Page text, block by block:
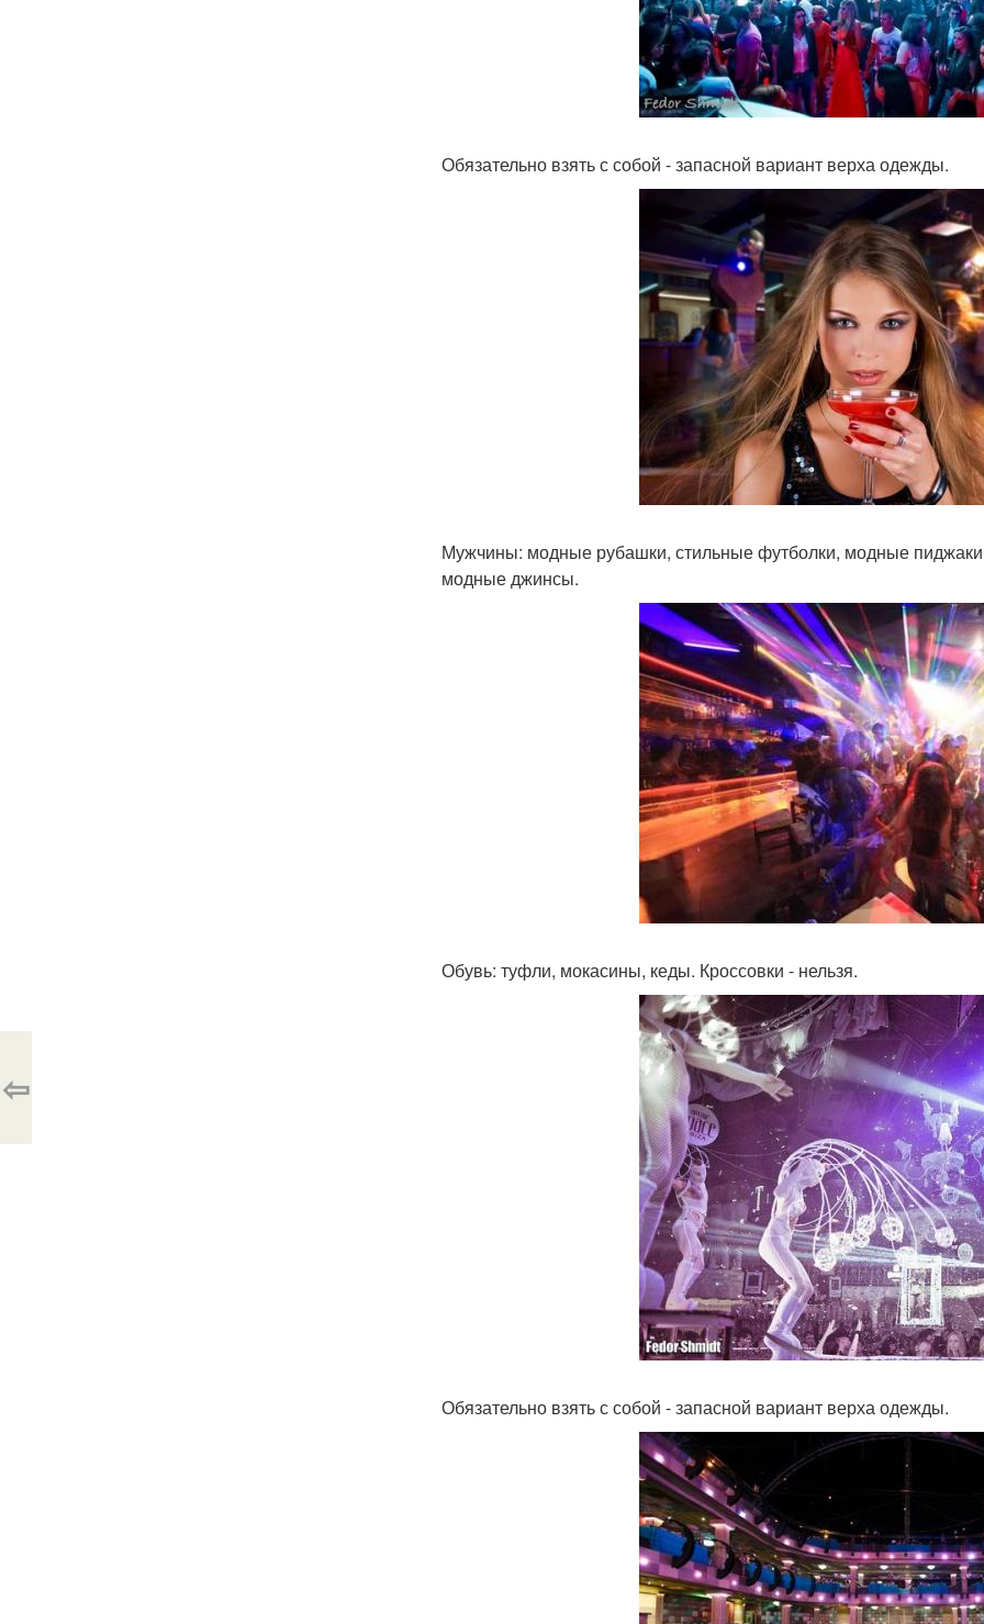
Обязательно взять с собой - запасной вариант верха одежды.
Мужчины: модные рубашки, стильные футболки, модные
модные джинсы.
Обувь: туфли, мокасины, кеды. Кроссовки - нельзя.
Обязательно взять с собой - запасной вариант верха одежды.
⇦